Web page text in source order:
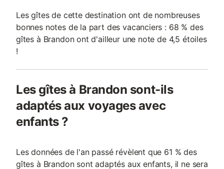
Les gîtes de cette destination ont de nombreuses
bonnes notes de la part des vacanciers : 68 % des
gîtes à Brandon ont d'ailleur une note de 4,5 étoiles
!
Les gîtes à Brandon sont-ils
adaptés aux voyages avec
enfants ?
Les données de l'an passé révèlent que 61 % des
gîtes à Brandon sont adaptés aux enfants, il ne sera